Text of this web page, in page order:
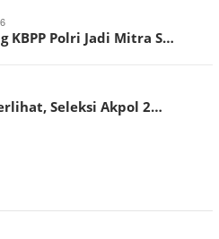
KBPP Polri Jadi Mitra S…
Seleksi Akpol 2…